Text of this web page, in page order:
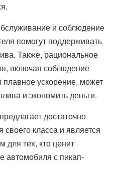
и соблюдение
помогут поддерживать
Также, рациональное
включая соблюдение
плавное ускорение, может
и экономить деньги.
достаточно
своего класса и является
для тех, кто ценит
автомобиля с пикап-